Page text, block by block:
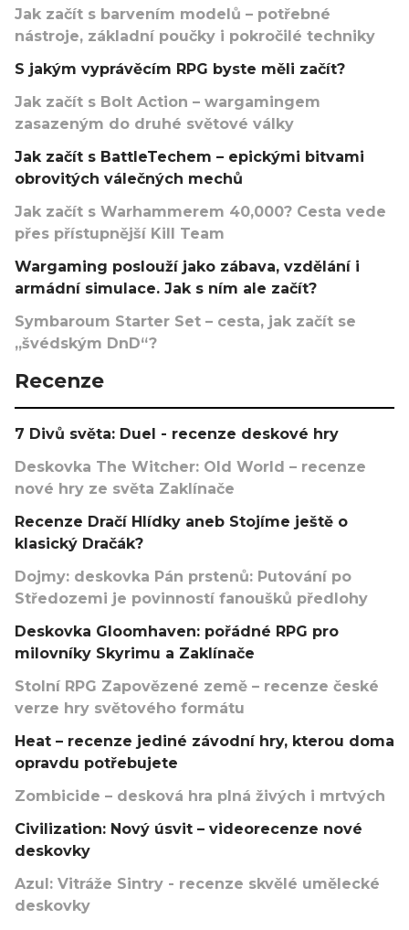
Jak začít s barvením modelů – potřebné
nástroje, základní poučky i pokročilé techniky
S jakým vyprávěcím RPG byste měli začít?
Jak začít s Bolt Action – wargamingem
zasazeným do druhé světové války
Jak začít s BattleTechem – epickými bitvami
obrovitých válečných mechů
Jak začít s Warhammerem 40,000? Cesta vede
přes přístupnější Kill Team
Wargaming poslouží jako zábava, vzdělání i
armádní simulace. Jak s ním ale začít?
Symbaroum Starter Set – cesta, jak začít se
„švédským DnD“?
Recenze
7 Divů světa: Duel - recenze deskové hry
Deskovka The Witcher: Old World – recenze
nové hry ze světa Zaklínače
Recenze Dračí Hlídky aneb Stojíme ještě o
klasický Dračák?
Dojmy: deskovka Pán prstenů: Putování po
Středozemi je povinností fanoušků předlohy
Deskovka Gloomhaven: pořádné RPG pro
milovníky Skyrimu a Zaklínače
Stolní RPG Zapovězené země – recenze české
verze hry světového formátu
Heat – recenze jediné závodní hry, kterou doma
opravdu potřebujete
Zombicide – desková hra plná živých i mrtvých
Civilization: Nový úsvit – videorecenze nové
deskovky
Azul: Vitráže Sintry - recenze skvělé umělecké
deskovky